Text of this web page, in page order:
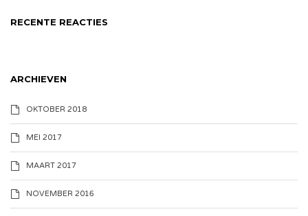
RECENTE REACTIES
ARCHIEVEN
OKTOBER 2018
MEI 2017
MAART 2017
NOVEMBER 2016